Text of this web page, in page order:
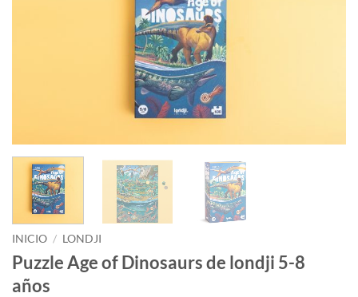
INICIO / LONDJI
Puzzle Age of Dinosaurs de londji 5-8
años